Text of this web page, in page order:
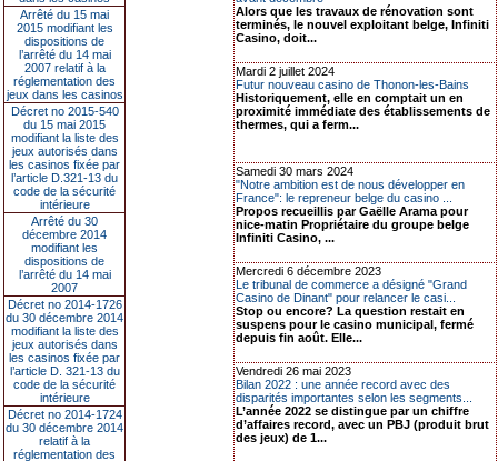
Arrêté du 15 mai
2015 modifiant les
dispositions de
l’arrêté du 14 mai
2007 relatif à la
réglementation des
jeux dans les casinos
Décret no 2015-540
du 15 mai 2015
modifiant la liste des
jeux autorisés dans
les casinos fixée par
l’article D.321-13 du
code de la sécurité
intérieure
Arrêté du 30
décembre 2014
modifiant les
dispositions de
l’arrêté du 14 mai
2007
Décret no 2014-1726
du 30 décembre 2014
modifiant la liste des
jeux autorisés dans
les casinos fixée par
l’article D. 321-13 du
code de la sécurité
intérieure
Décret no 2014-1724
du 30 décembre 2014
relatif à la
réglementation des
Alors que les travaux de rénovation sont
terminés, le nouvel exploitant belge, Infiniti
Casino, doit...
Mardi 2 juillet 2024
Futur nouveau casino de Thonon-les-Bains
Historiquement, elle en comptait un en
proximité immédiate des établissements de
thermes, qui a ferm...
Samedi 30 mars 2024
"Notre ambition est de nous développer en
France": le repreneur belge du casino ...
Propos recueillis par Gaëlle Arama pour
nice-matin Propriétaire du groupe belge
Infiniti Casino, ...
Mercredi 6 décembre 2023
Le tribunal de commerce a désigné "Grand
Casino de Dinant" pour relancer le casi...
Stop ou encore? La question restait en
suspens pour le casino municipal, fermé
depuis fin août. Elle...
Vendredi 26 mai 2023
Bilan 2022 : une année record avec des
disparités importantes selon les segments...
L’année 2022 se distingue par un chiffre
d’affaires record, avec un PBJ (produit brut
des jeux) de 1...